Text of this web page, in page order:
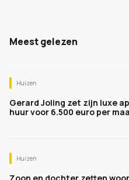
Meest gelezen
Huizen
Gerard Joling zet zijn luxe
huur voor 6.500 euro per
Huizen